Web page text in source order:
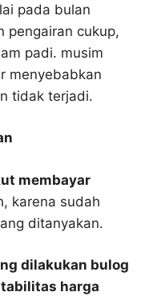
pada bulan
pengairan cukup,
padi. musim
menyebabkan
tidak terjadi.
membayar
karena sudah
ditanyakan.
dilakukan bulog
harga